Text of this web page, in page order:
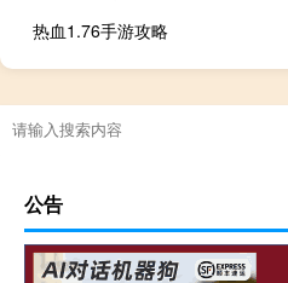
热血1.76手游攻略
公告